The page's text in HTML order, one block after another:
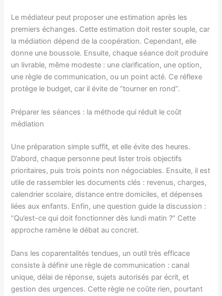
Le médiateur peut proposer une estimation après les
premiers échanges. Cette estimation doit rester souple, car
la médiation dépend de la coopération. Cependant, elle
donne une boussole. Ensuite, chaque séance doit produire
un livrable, même modeste : une clarification, une option,
une règle de communication, ou un point acté. Ce réflexe
protège le budget, car il évite de “tourner en rond”.
Préparer les séances : la méthode qui réduit le coût
médiation
Une préparation simple suffit, et elle évite des heures.
D’abord, chaque personne peut lister trois objectifs
prioritaires, puis trois points non négociables. Ensuite, il est
utile de rassembler les documents clés : revenus, charges,
calendrier scolaire, distance entre domiciles, et dépenses
liées aux enfants. Enfin, une question guide la discussion :
“Qu’est-ce qui doit fonctionner dès lundi matin ?” Cette
approche ramène le débat au concret.
Dans les coparentalités tendues, un outil très efficace
consiste à définir une règle de communication : canal
unique, délai de réponse, sujets autorisés par écrit, et
gestion des urgences. Cette règle ne coûte rien, pourtant